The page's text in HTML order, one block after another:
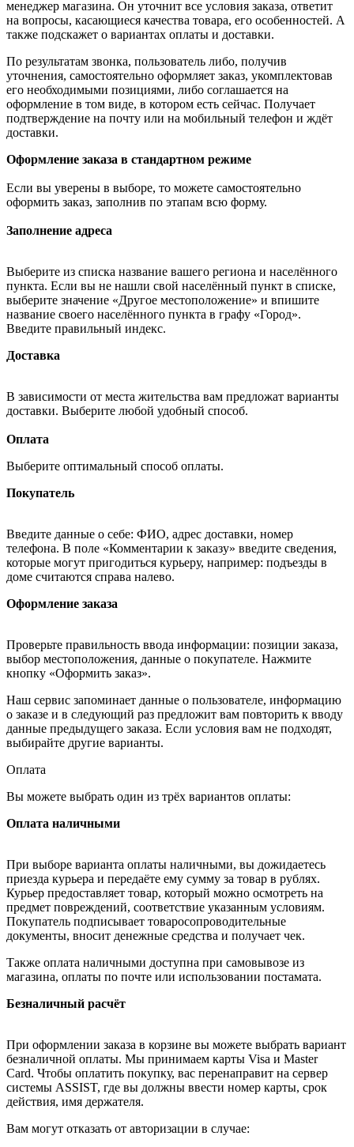
менеджер магазина. Он уточнит все условия заказа, ответит
на вопросы, касающиеся качества товара, его особенностей. А
также подскажет о вариантах оплаты и доставки.
По результатам звонка, пользователь либо, получив
уточнения, самостоятельно оформляет заказ, укомплектовав
его необходимыми позициями, либо соглашается на
оформление в том виде, в котором есть сейчас. Получает
подтверждение на почту или на мобильный телефон и ждёт
доставки.
Оформление заказа в стандартном режиме
Если вы уверены в выборе, то можете самостоятельно
оформить заказ, заполнив по этапам всю форму.
Заполнение адреса
Выберите из списка название вашего региона и населённого
пункта. Если вы не нашли свой населённый пункт в списке,
выберите значение «Другое местоположение» и впишите
название своего населённого пункта в графу «Город».
Введите правильный индекс.
Доставка
В зависимости от места жительства вам предложат варианты
доставки. Выберите любой удобный способ.
Оплата
Выберите оптимальный способ оплаты.
Покупатель
Введите данные о себе: ФИО, адрес доставки, номер
телефона. В поле «Комментарии к заказу» введите сведения,
которые могут пригодиться курьеру, например: подъезды в
доме считаются справа налево.
Оформление заказа
Проверьте правильность ввода информации: позиции заказа,
выбор местоположения, данные о покупателе. Нажмите
кнопку «Оформить заказ».
Наш сервис запоминает данные о пользователе, информацию
о заказе и в следующий раз предложит вам повторить к вводу
данные предыдущего заказа. Если условия вам не подходят,
выбирайте другие варианты.
Оплата
Вы можете выбрать один из трёх вариантов оплаты:
Оплата наличными
При выборе варианта оплаты наличными, вы дожидаетесь
приезда курьера и передаёте ему сумму за товар в рублях.
Курьер предоставляет товар, который можно осмотреть на
предмет повреждений, соответствие указанным условиям.
Покупатель подписывает товаросопроводительные
документы, вносит денежные средства и получает чек.
Также оплата наличными доступна при самовывозе из
магазина, оплаты по почте или использовании постамата.
Безналичный расчёт
При оформлении заказа в корзине вы можете выбрать вариант
безналичной оплаты. Мы принимаем карты Visa и Master
Card. Чтобы оплатить покупку, вас перенаправит на сервер
системы ASSIST, где вы должны ввести номер карты, срок
действия, имя держателя.
Вам могут отказать от авторизации в случае: